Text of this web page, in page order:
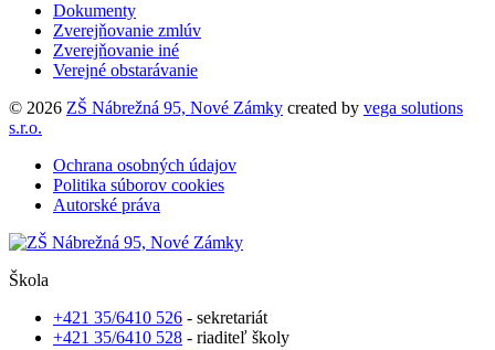
Dokumenty
Zverejňovanie zmlúv
Zverejňovanie iné
Verejné obstarávanie
© 2026 ZŠ Nábrežná 95, Nové Zámky created by vega solutions
s.r.o.
Ochrana osobných údajov
Politika súborov cookies
Autorské práva
Škola
+421 35/6410 526 - sekretariát
+421 35/6410 528 - riaditeľ školy